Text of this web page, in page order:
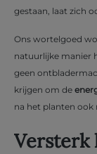
gestaan, laat zich
Ons wortelgoed
natuurlijke manier
geen
krijgen om de
na het planten ook
Versterk